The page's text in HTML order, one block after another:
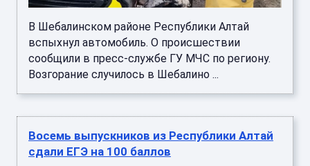
В Шебалинском районе Республики Алтай
вспыхнул автомобиль. О происшествии
сообщили в пресс-службе ГУ МЧС по региону.
Возгорание случилось в Шебалино ...
Восемь выпускников из Республики Алтай
сдали ЕГЭ на 100 баллов